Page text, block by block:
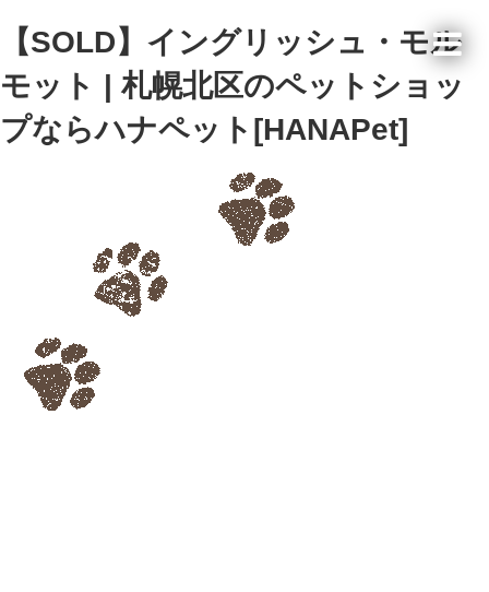
【SOLD】イングリッシュ・モル
モット | 札幌北区のペットショッ
プならハナペット[HANAPet]